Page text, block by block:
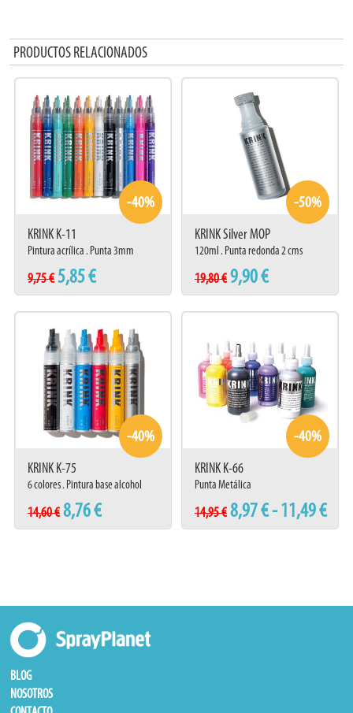
PRODUCTOS RELACIONADOS
-40%
KRINK K-11
Pintura acrílica . Punta 3mm
9,75 € 5,85 €
-50%
KRINK Silver MOP
120ml . Punta redonda 2 cms
19,80 € 9,90 €
-40%
KRINK K-75
6 colores . Pintura base alcohol
14,60 € 8,76 €
-40%
KRINK K-66
Punta Metálica
14,95 € 8,97 € - 11,49 €
BLOG
NOSOTROS